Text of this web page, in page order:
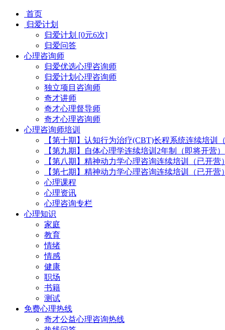
首页
归爱计划
归爱计划 [0元6次]
归爱问答
心理咨询师
归爱优选心理咨询师
归爱计划心理咨询师
独立项目咨询师
奇才讲师
奇才心理督导师
奇才心理咨询师
心理咨询师培训
【第十期】认知行为治疗(CBT)长程系统连续培训
【第九期】自体心理学连续培训2年制（即将开营）
【第八期】精神动力学心理咨询连续培训（已开营）
【第七期】精神动力学心理咨询连续培训（已开营）
心理课程
心理资讯
心理咨询专栏
心理知识
家庭
教育
情绪
情感
健康
职场
书籍
测试
免费心理热线
奇才公益心理咨询热线